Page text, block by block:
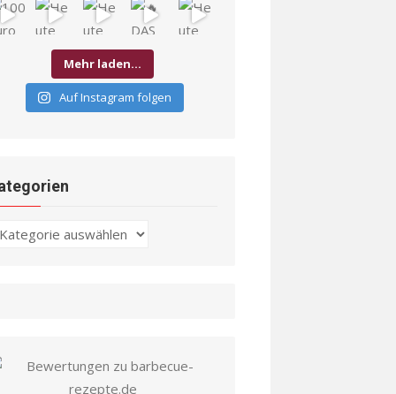
Mehr laden…
Auf Instagram folgen